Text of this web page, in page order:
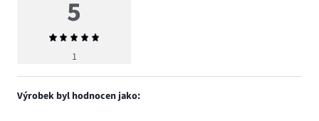
5
Průměrné
hodnocení
1
Výrobek byl hodnocen jako: